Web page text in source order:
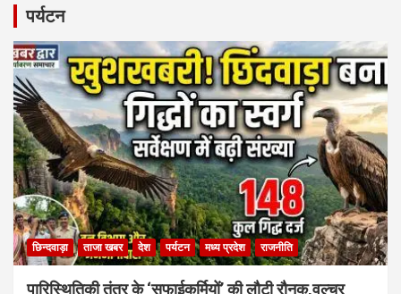
b
o
o
k
A
p
p
पर्यटन
छिन्दवाड़ा ताजा खबर देश पर्यटन मध्य प्रदेश राजनीति
पारिस्थितिकी तंत्र के ‘सफाईकर्मियों’ की लौटी रौनक,वल्चर